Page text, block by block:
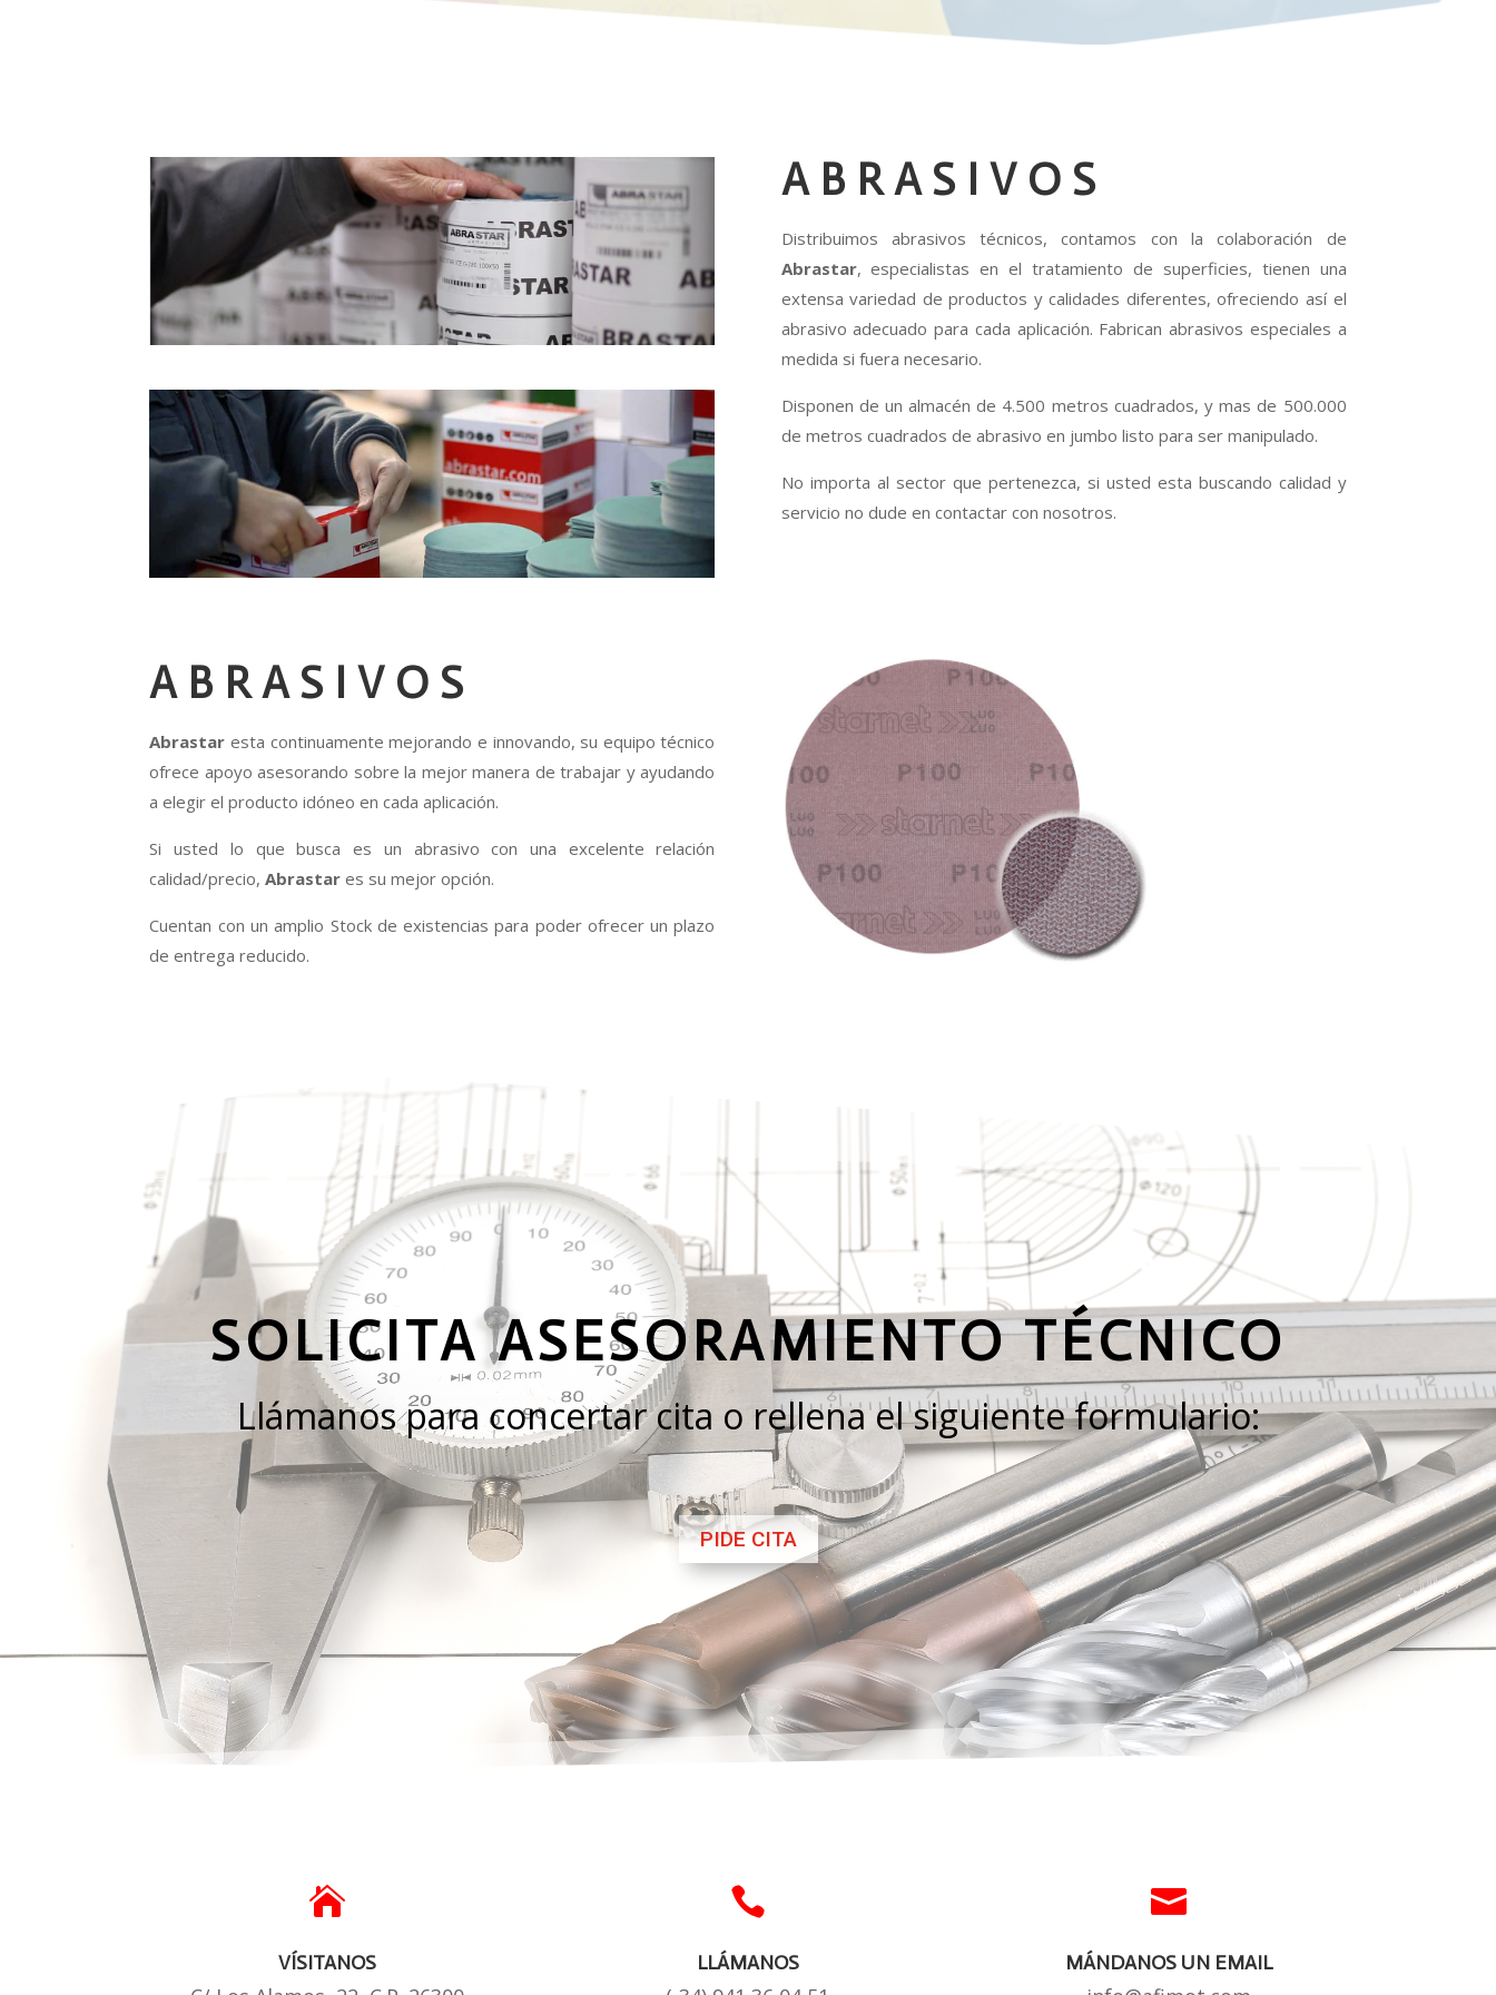
ABRASIVOS
Distribuimos abrasivos técnicos, contamos con la colaboración de
Abrastar, especialistas en el tratamiento de superficies, tienen una
extensa variedad de productos y calidades diferentes, ofreciendo así el
abrasivo adecuado para cada aplicación. Fabrican abrasivos especiales a
medida si fuera necesario.
Disponen de un almacén de 4.500 metros cuadrados, y mas de 500.000
de metros cuadrados de abrasivo en jumbo listo para ser manipulado.
No importa al sector que pertenezca, si usted esta buscando calidad y
servicio no dude en contactar con nosotros.
ABRASIVOS
Abrastar esta continuamente mejorando e innovando, su equipo técnico
ofrece apoyo asesorando sobre la mejor manera de trabajar y ayudando
a elegir el producto idóneo en cada aplicación.
Si usted lo que busca es un abrasivo con una excelente relación
calidad/precio,Abrastar es su mejor opción.
Cuentan con un amplio Stock de existencias para poder ofrecer un plazo
de entrega reducido.
SOLICITA ASESORAMIENTO TÉCNICO
Llámanos para concertar cita o rellena el siguiente formulario:
PIDE CITA
CONTACTA

VÍSITANOS

LLÁMANOS

MÁNDANOS UN EMAIL